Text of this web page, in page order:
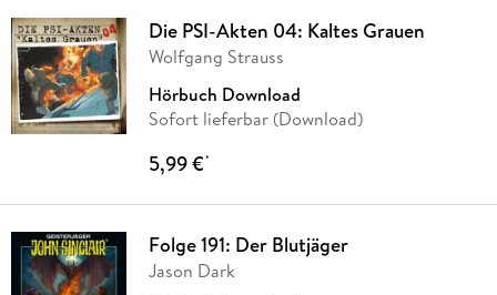
Die PSI-Akten 04: Kaltes Grauen
Wolfgang Strauss
Hörbuch Download
Sofort lieferbar (Download)
5,99 €*
Folge 191: Der Blutjäger
Jason Dark